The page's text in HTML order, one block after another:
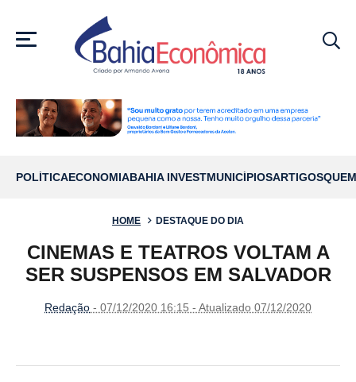
MENU
POLÍTICAECONOMIABAHIA INVESTMUNICÍPIOSARTIGOS
HOME DESTAQUE DO DIA
CINEMAS E TEATROS VOLTAM A
SER SUSPENSOS EM SALVADOR
Redação - 07/12/2020 16:15 - Atualizado 07/12/2020